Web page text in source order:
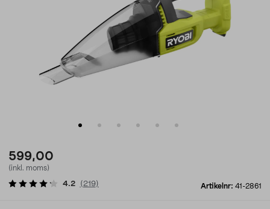
599,00
(inkl. moms)
Artikelnr: 41-2861
4.2 ( 219)